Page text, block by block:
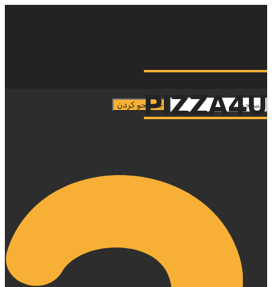
PIZZA4U